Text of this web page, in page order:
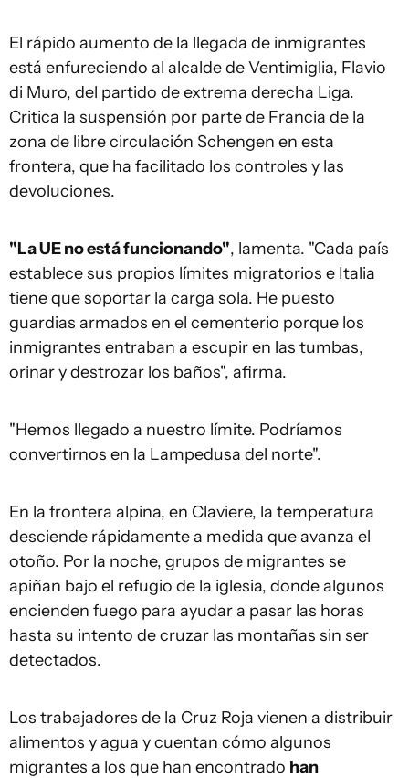
El rápido aumento de la llegada de inmigrantes
está enfureciendo al alcalde de Ventimiglia, Flavio
di Muro, del partido de extrema derecha Liga.
Critica la suspensión por parte de Francia de la
zona de libre circulación Schengen en esta
frontera, que ha facilitado los controles y las
devoluciones.
"La UE no está funcionando", lamenta. "Cada país
establece sus propios límites migratorios e Italia
tiene que soportar la carga sola. He puesto
guardias armados en el cementerio porque los
inmigrantes entraban a escupir en las tumbas,
orinar y destrozar los baños", afirma.
"Hemos llegado a nuestro límite. Podríamos
convertirnos en la Lampedusa del norte".
En la frontera alpina, en Claviere, la temperatura
desciende rápidamente a medida que avanza el
otoño. Por la noche, grupos de migrantes se
apiñan bajo el refugio de la iglesia, donde algunos
encienden fuego para ayudar a pasar las horas
hasta su intento de cruzar las montañas sin ser
detectados.
Los trabajadores de la Cruz Roja vienen a distribuir
alimentos y agua y cuentan cómo algunos
migrantes a los que han encontrado han